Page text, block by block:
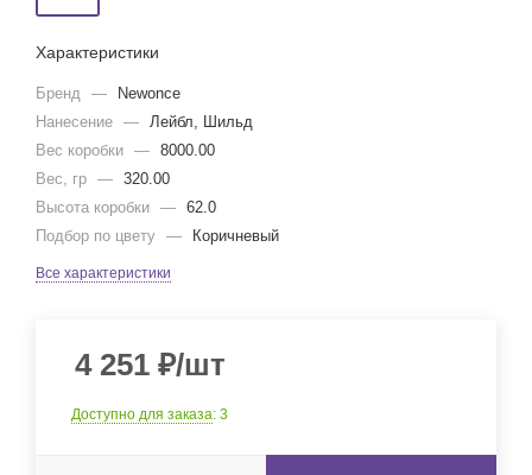
Характеристики
Бренд —
Newonce
Нанесение — Лейбл, Шильд
Вес коробки — 8000.00
Вес, гр — 320.00
Высота коробки — 62.0
Подбор по цвету — Коричневый
Все характеристики
4 251 ₽/шт
Доступно для заказа: 3